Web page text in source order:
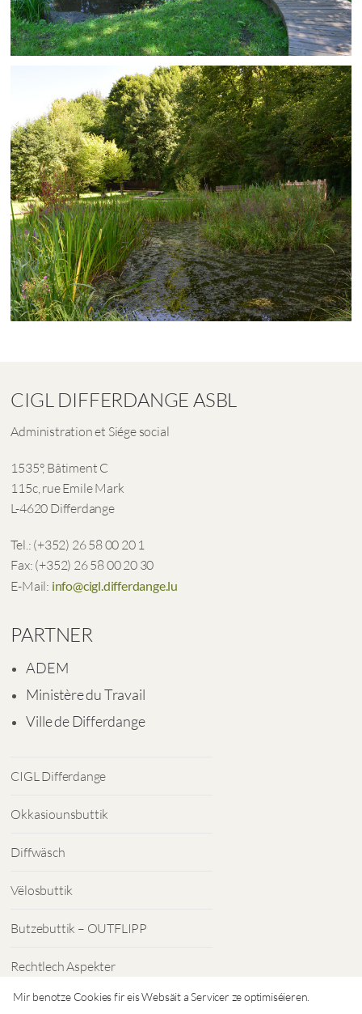
Mir benotze Cookies fir eis Websäit a Servicer ze optimiséieren.
CIGL DIFFERDANGE ASBL
Administration et Siége social
1535°, Bâtiment C
115c, rue Emile Mark
L-4620 Differdange
Tel.: (+352) 26 58 00 20 1
Fax: (+352) 26 58 00 20 30
E-Mail: info@cigl.differdange.lu
PARTNER
ADEM
Ministère du Travail
Ville de Differdange
CIGL Differdange
Okkasiounsbuttik
Diffwäsch
Vëlosbuttik
Butzebuttik – OUTFLIPP
Rechtlech Aspekter
Dateschutz